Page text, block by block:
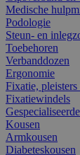
Medische
Podologie
Steun- en
Toebehoren
Verbanddozen
Ergonomie
Fixatie, pleisters
Fixatiewindels
Kousen
Armkousen
Diabeteskousen